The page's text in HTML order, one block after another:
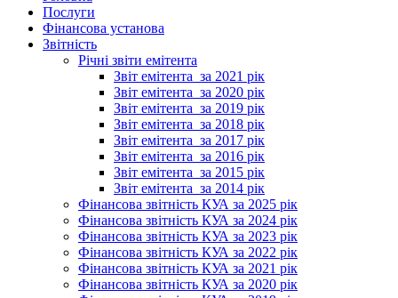
Послуги
Фінансова установа
Звітність
Річні звіти емітента
Звіт емітента_за 2021 рік
Звіт емітента_за 2020 рік
Звіт емітента_за 2019 рік
Звіт емітента_за 2018 рік
Звіт емітента_за 2017 рік
Звіт емітента_за 2016 рік
Звіт емітента_за 2015 рік
Звіт емітента_за 2014 рік
Фінансова звітність КУА за 2025 рік
Фінансова звітність КУА за 2024 рік
Фінансова звітність КУА за 2023 рік
Фінансова звітність КУА за 2022 рік
Фінансова звітність КУА за 2021 рік
Фінансова звітність КУА за 2020 рік